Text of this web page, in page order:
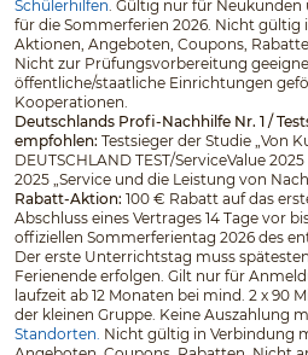
Schülerhilfen. Gültig nur für
für die Sommerferien 2026. Nicht gültig
Aktionen, Angeboten, Coupons,
Nicht zur Prüfungsvorbereitung
öffentliche/staatliche Einrichtungen
Kooperationen.
Deutschlands Profi-Nachhilfe Nr. 1 /
empfohlen: Testsieger der Studie „Von
DEUTSCHLAND TEST/ServiceValue
2025 „Service und die Leistung von
Rabatt-Aktion: 100 € Rabatt auf das
Abschluss eines Vertrages 14 Tage vor
offiziellen Sommerferientag 2026 des
Der erste Unterrichtstag muss
Ferienende erfolgen. Gilt nur für
laufzeit ab 12 Monaten bei mind. 2 x 90
der kleinen Gruppe. Keine Auszahlung
Standorten. Nicht gültig in Verbindung